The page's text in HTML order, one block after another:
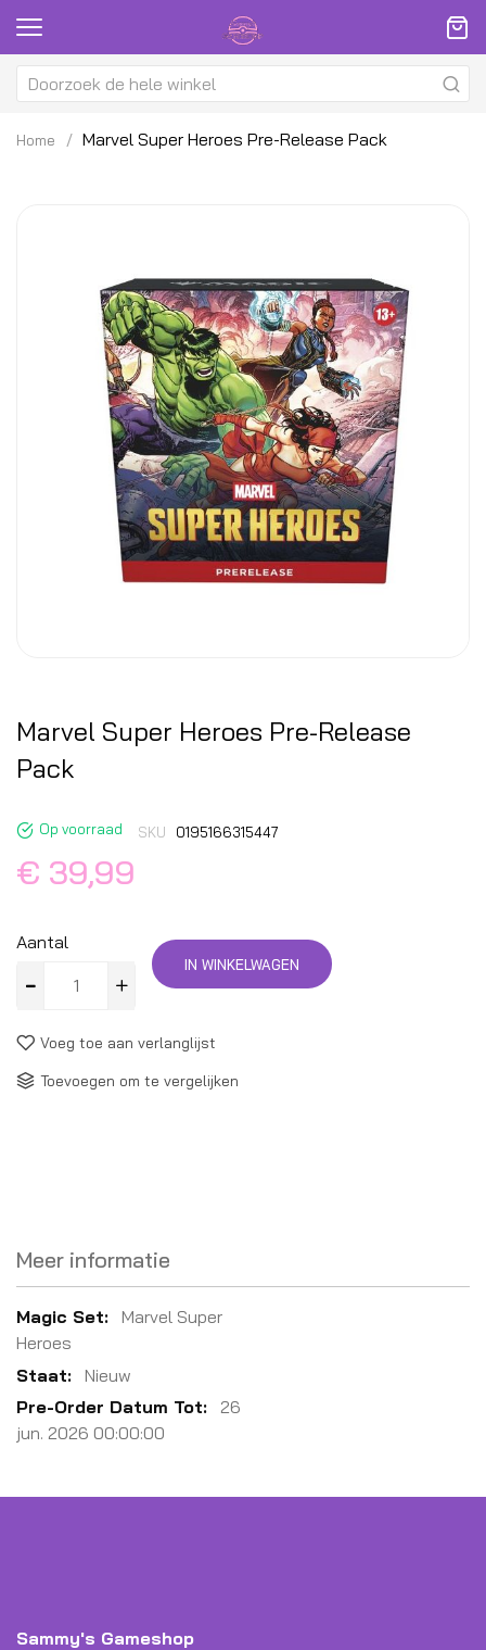
Home Marvel Super Heroes Pre-Release Pack
afbeeldingen-
Marvel Super Heroes Pre-Release
Pack
Op voorraad SKU 0195166315447
€ 39,99
Aantal
IN WINKELWAGEN
Voeg toe aan verlanglijst
Toevoegen om te vergelijken
Meer informatie
Meer
informatie
Marvel Super
Heroes
Nieuw
26
jun. 2026 00:00:00
Sammy's Gameshop